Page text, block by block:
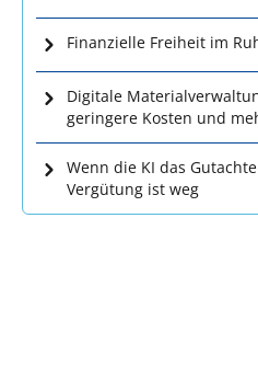
Finanzielle Freiheit im
Digitale
geringere Kosten und
Wenn die KI das
Vergütung ist weg